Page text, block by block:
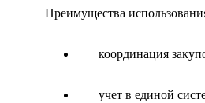
Преимущества
координация
учет в единой